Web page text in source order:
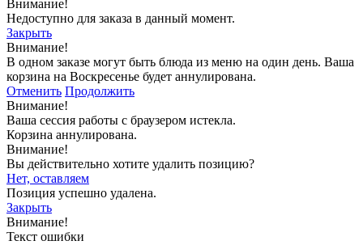
Внимание!
Недоступно для заказа в данный момент.
Закрыть
Внимание!
В одном заказе могут быть блюда из меню на один день. Ваша
корзина на Воскресенье будет аннулирована.
Отменить Продолжить
Внимание!
Ваша сессия работы с браузером истекла.
Корзина аннулирована.
Внимание!
Вы действительно хотите удалить позицию?
Нет, оставляем
Позиция успешно удалена.
Закрыть
Внимание!
Текст ошибки